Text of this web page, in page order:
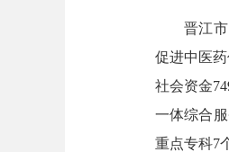
晋江市紧
促进中医
社会资金
一体综合
重点专科7